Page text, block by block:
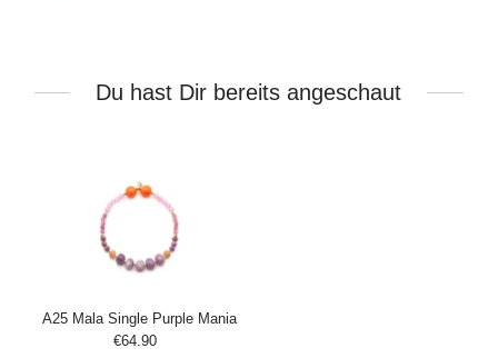
Du hast Dir bereits angeschaut
A25 Mala Single Purple Mania
Regulärer
€64.90